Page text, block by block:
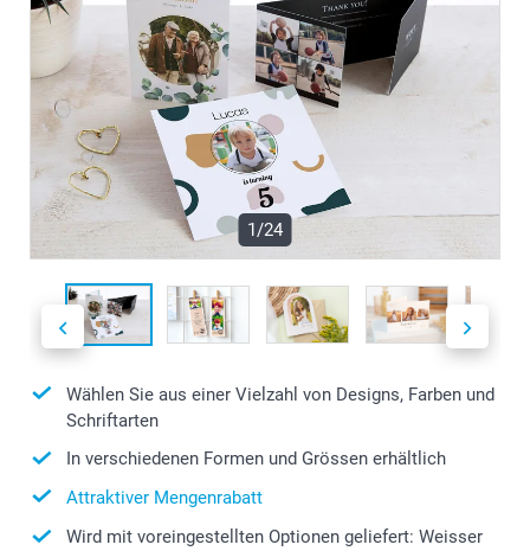
1/24
Wählen Sie aus einer Vielzahl von Designs, Farben und
Schriftarten
In verschiedenen Formen und Grössen erhältlich
Attraktiver Mengenrabatt
Wird mit voreingestellten Optionen geliefert: Weisser